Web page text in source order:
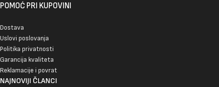
POMOĆ PRI KUPOVINI
Dostava
Uslovi poslovanja
Politika privatnosti
Garancija kvaliteta
Reklamacije i povrat
NAJNOVIJI ČLANCI